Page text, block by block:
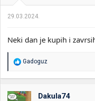
:
29.03.2024.
Neki dan je kupih i
R
o
Gadoguz
Dakula74